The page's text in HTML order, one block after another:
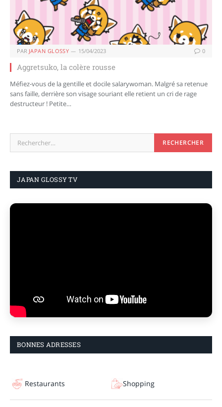
PAR JAPAN GLOSSY 15/04/2023 0
Aggretsuko, la colère rousse
Méfiez-vous de la gentille et docile salarywoman. Malgré sa retenue
sans faille, derrière son visage souriant elle retient un cri de rage
destructeur ! Petite…
JAPAN GLOSSY TV
BONNES ADRESSES
Restaurants Shopping